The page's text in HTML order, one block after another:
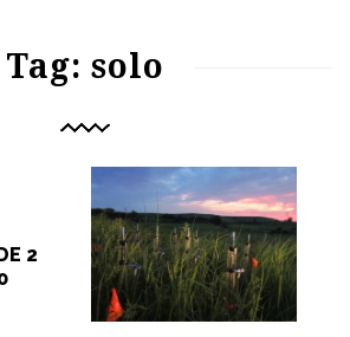
Tag: solo
2